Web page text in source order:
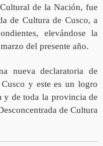
de la Nación, fue
de Cultura de Cusco, a
elevándose la
del presente año.
nueva declaratoria de
y este es un logro
y de toda la provincia de
de Cultura